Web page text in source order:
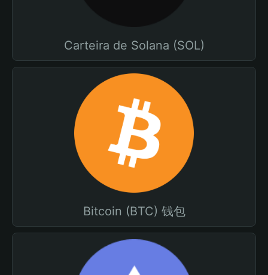
Carteira de Solana (SOL)
Bitcoin (BTC) 钱包